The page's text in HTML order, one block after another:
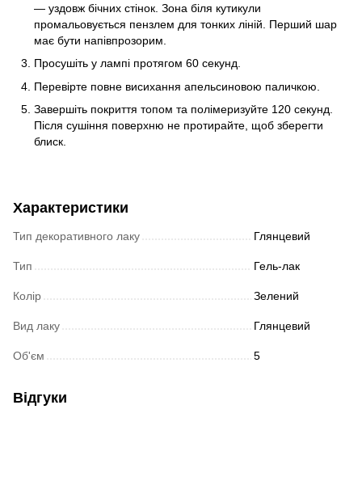
— уздовж бічних стінок. Зона біля кутикули
промальовується пензлем для тонких ліній. Перший шар
має бути напівпрозорим.
Просушіть у лампі протягом 60 секунд.
Перевірте повне висихання апельсиновою паличкою.
Завершіть покриття топом та полімеризуйте 120 секунд.
Після сушіння поверхню не протирайте, щоб зберегти
блиск.
Характеристики
Тип декоративного лаку Глянцевий
Тип Гель-лак
Колір Зелений
Вид лаку Глянцевий
Об'єм 5
Відгуки